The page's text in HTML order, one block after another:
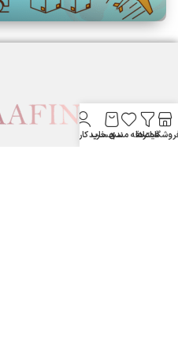
فیلترها
علاقه مندیسبد خرید
حساب کاربری من